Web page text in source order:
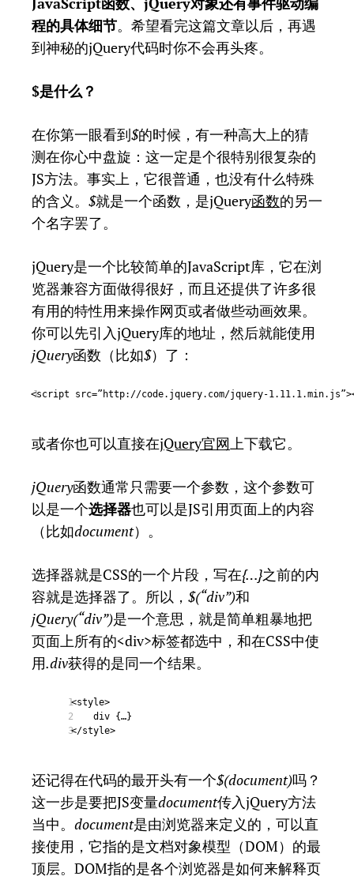
程的具体细节。希望看完这篇文章以后，再遇
到神秘的jQuery代码时你不会再头疼。
$是什么？
在你第一眼看到$的时候，有一种高大上的猜
测在你心中盘旋：这一定是个很特别很复杂的
JS方法。事实上，它很普通，也没有什么特殊
的含义。 $就是一个函数，是jQuery函数的另一
个名字罢了。
jQuery是一个比较简单的JavaScript库，它在浏
览器兼容方面做得很好，而且还提供了许多很
有用的特性用来操作网页或者做些动画效果。
你可以先引入jQuery库的地址，然后就能使用
jQuery函数（比如$）了：
1
<script src=”http://code.jquery.com/jquery-
或者你也可以直接在jQuery官网上下载它。
jQuery函数通常只需要一个参数，这个参数可
以是一个选择器也可以是JS引用页面上的内容
（比如document）。
选择器就是CSS的一个片段，写在{…}之前的内
容就是选择器了。所以， $(“div”)和
jQuery(“div”)是一个意思，就是简单粗暴地把
页面上所有的<div>标签都选中，和在CSS中使
用.div获得的是同一个结果。
1
2
3
<style>
div {…}
</style>
还记得在代码的最开头有一个$(document)吗？
这一步是要把JS变量document传入jQuery方法
当中。 document是由浏览器来定义的，可以直
接使用，它指的是文档对象模型（DOM）的最
顶层。DOM指的是各个浏览器是如何来解释页